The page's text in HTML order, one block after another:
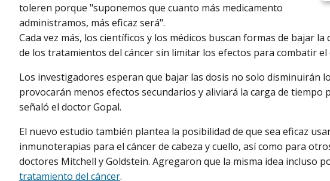
toleren porque "suponemos que cuanto más medicamento
administramos, más eficaz será".
Cada vez más, los científicos y los médicos buscan formas de bajar
de los tratamientos del cáncer sin limitar los efectos para combatir el
Los investigadores esperan que bajar las dosis no solo disminuirán
provocarán menos efectos secundarios y aliviará la carga de tiempo
señaló el doctor Gopal.
El nuevo estudio también plantea la posibilidad de que sea eficaz
inmunoterapias para el cáncer de cabeza y cuello, así como para
doctores Mitchell y Goldstein. Agregaron que la misma idea incluso
tratamiento del cáncer.